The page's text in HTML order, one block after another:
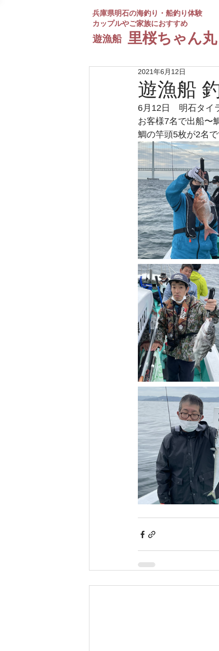
兵庫県明石の海釣り・船釣り体験
カップルやご家族におすすめ
遊漁船 ​里桜ちゃん丸
遊漁船
2021年6月12日
6月12日　明石タイ
お客様7名で出船〜
鯛の竿頭5枚が2名で